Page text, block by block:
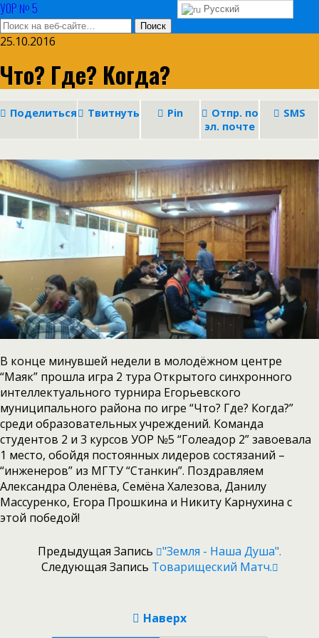
УОР № 5
25.10.2016
Что? Где? Когда?
Поделиться Твитнуть Pin
Отпр. по
эл. почте
SMS
В конце минувшей недели в молодёжном центре
“Маяк” прошла игра 2 тура Открытого синхронного
интеллектуального турнира Егорьевского
муниципального района по игре “Что? Где? Когда?”
среди образовательных учреждений. Команда
студентов 2 и 3 курсов УОР №5 “Голеадор 2” завоевала
1 место, обойдя постоянных лидеров состязаний –
“инженеров” из МГТУ “Станкин”. Поздравляем
Александра Оленёва, Семёна Халезова, Данилу
Массуренко, Егора Прошкина и Никиту Карнухина с
этой победой!
Предыдущая Запись
"Земля - Наша Душа".
Следующая Запись Товарищеский Матч.
Русский
Наверх